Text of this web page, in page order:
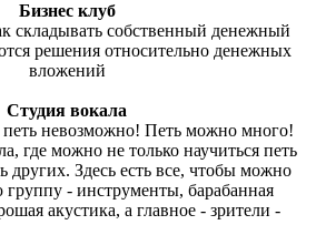
Бизнес клуб
складывать собственный денежный
решения относительно денежных
вложений
Студия вокала
петь невозможно! Петь можно много!
где можно не только научиться петь
других. Здесь есть все, чтобы можно
группу - инструменты, барабанная
акустика, а главное - зрители -